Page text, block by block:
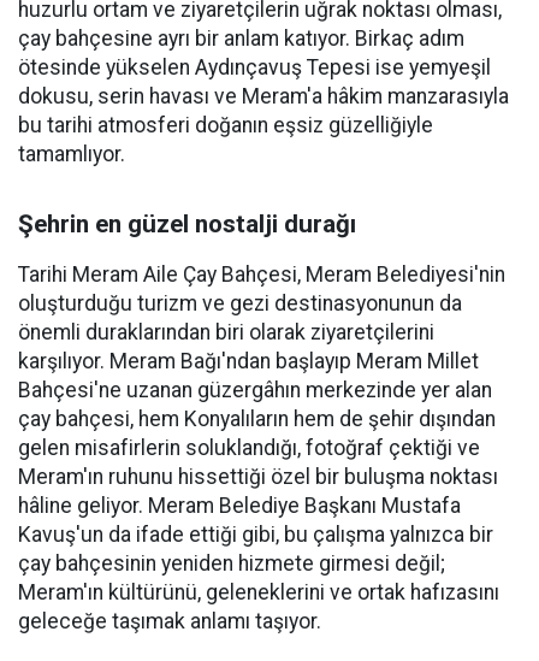
huzurlu ortam ve ziyaretçilerin uğrak noktası olması,
çay bahçesine ayrı bir anlam katıyor. Birkaç adım
ötesinde yükselen Aydınçavuş Tepesi ise yemyeşil
dokusu, serin havası ve Meram'a hâkim manzarasıyla
bu tarihi atmosferi doğanın eşsiz güzelliğiyle
tamamlıyor.
Şehrin en güzel nostalji durağı
Tarihi Meram Aile Çay Bahçesi, Meram Belediyesi'nin
oluşturduğu turizm ve gezi destinasyonunun da
önemli duraklarından biri olarak ziyaretçilerini
karşılıyor. Meram Bağı'ndan başlayıp Meram Millet
Bahçesi'ne uzanan güzergâhın merkezinde yer alan
çay bahçesi, hem Konyalıların hem de şehir dışından
gelen misafirlerin soluklandığı, fotoğraf çektiği ve
Meram'ın ruhunu hissettiği özel bir buluşma noktası
hâline geliyor. Meram Belediye Başkanı Mustafa
Kavuş'un da ifade ettiği gibi, bu çalışma yalnızca bir
çay bahçesinin yeniden hizmete girmesi değil;
Meram'ın kültürünü, geleneklerini ve ortak hafızasını
geleceğe taşımak anlamı taşıyor.